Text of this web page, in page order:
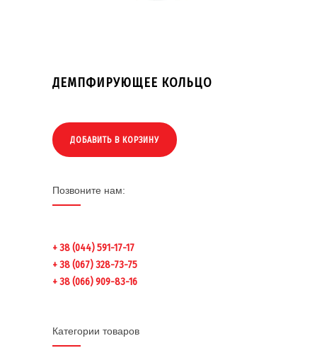
ДЕМПФИРУЮЩЕЕ КОЛЬЦО
ДОБАВИТЬ В КОРЗИНУ
Позвоните нам:
+ 38 (044) 591-17-17
+ 38 (067) 328-73-75
+ 38 (066) 909-83-16
Категории товаров